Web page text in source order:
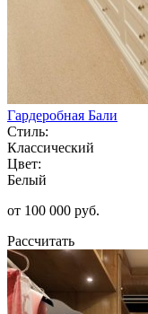
Гардеробная Бали
Стиль:
Классический
Цвет:
Белый
от 100 000 руб.
Рассчитать